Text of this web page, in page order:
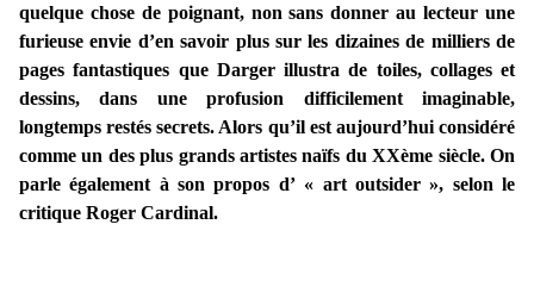
quelque chose de poignant, non sans donner au lecteur une
furieuse envie d’en savoir plus sur les dizaines de milliers de
pages fantastiques que Darger illustra de toiles, collages et
dessins, dans une profusion difficilement imaginable,
longtemps restés secrets. Alors qu’il est aujourd’hui considéré
comme un des plus grands artistes naïfs du XXème siècle. On
parle également à son propos d’ « art outsider », selon le
critique Roger Cardinal.